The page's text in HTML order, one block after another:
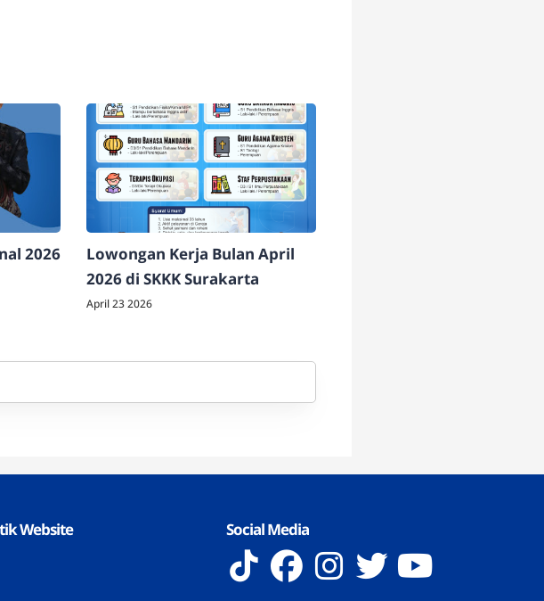
2026
Lowongan Kerja Bulan April
2026 di SKKK Surakarta
April 23 2026
Website Social Media